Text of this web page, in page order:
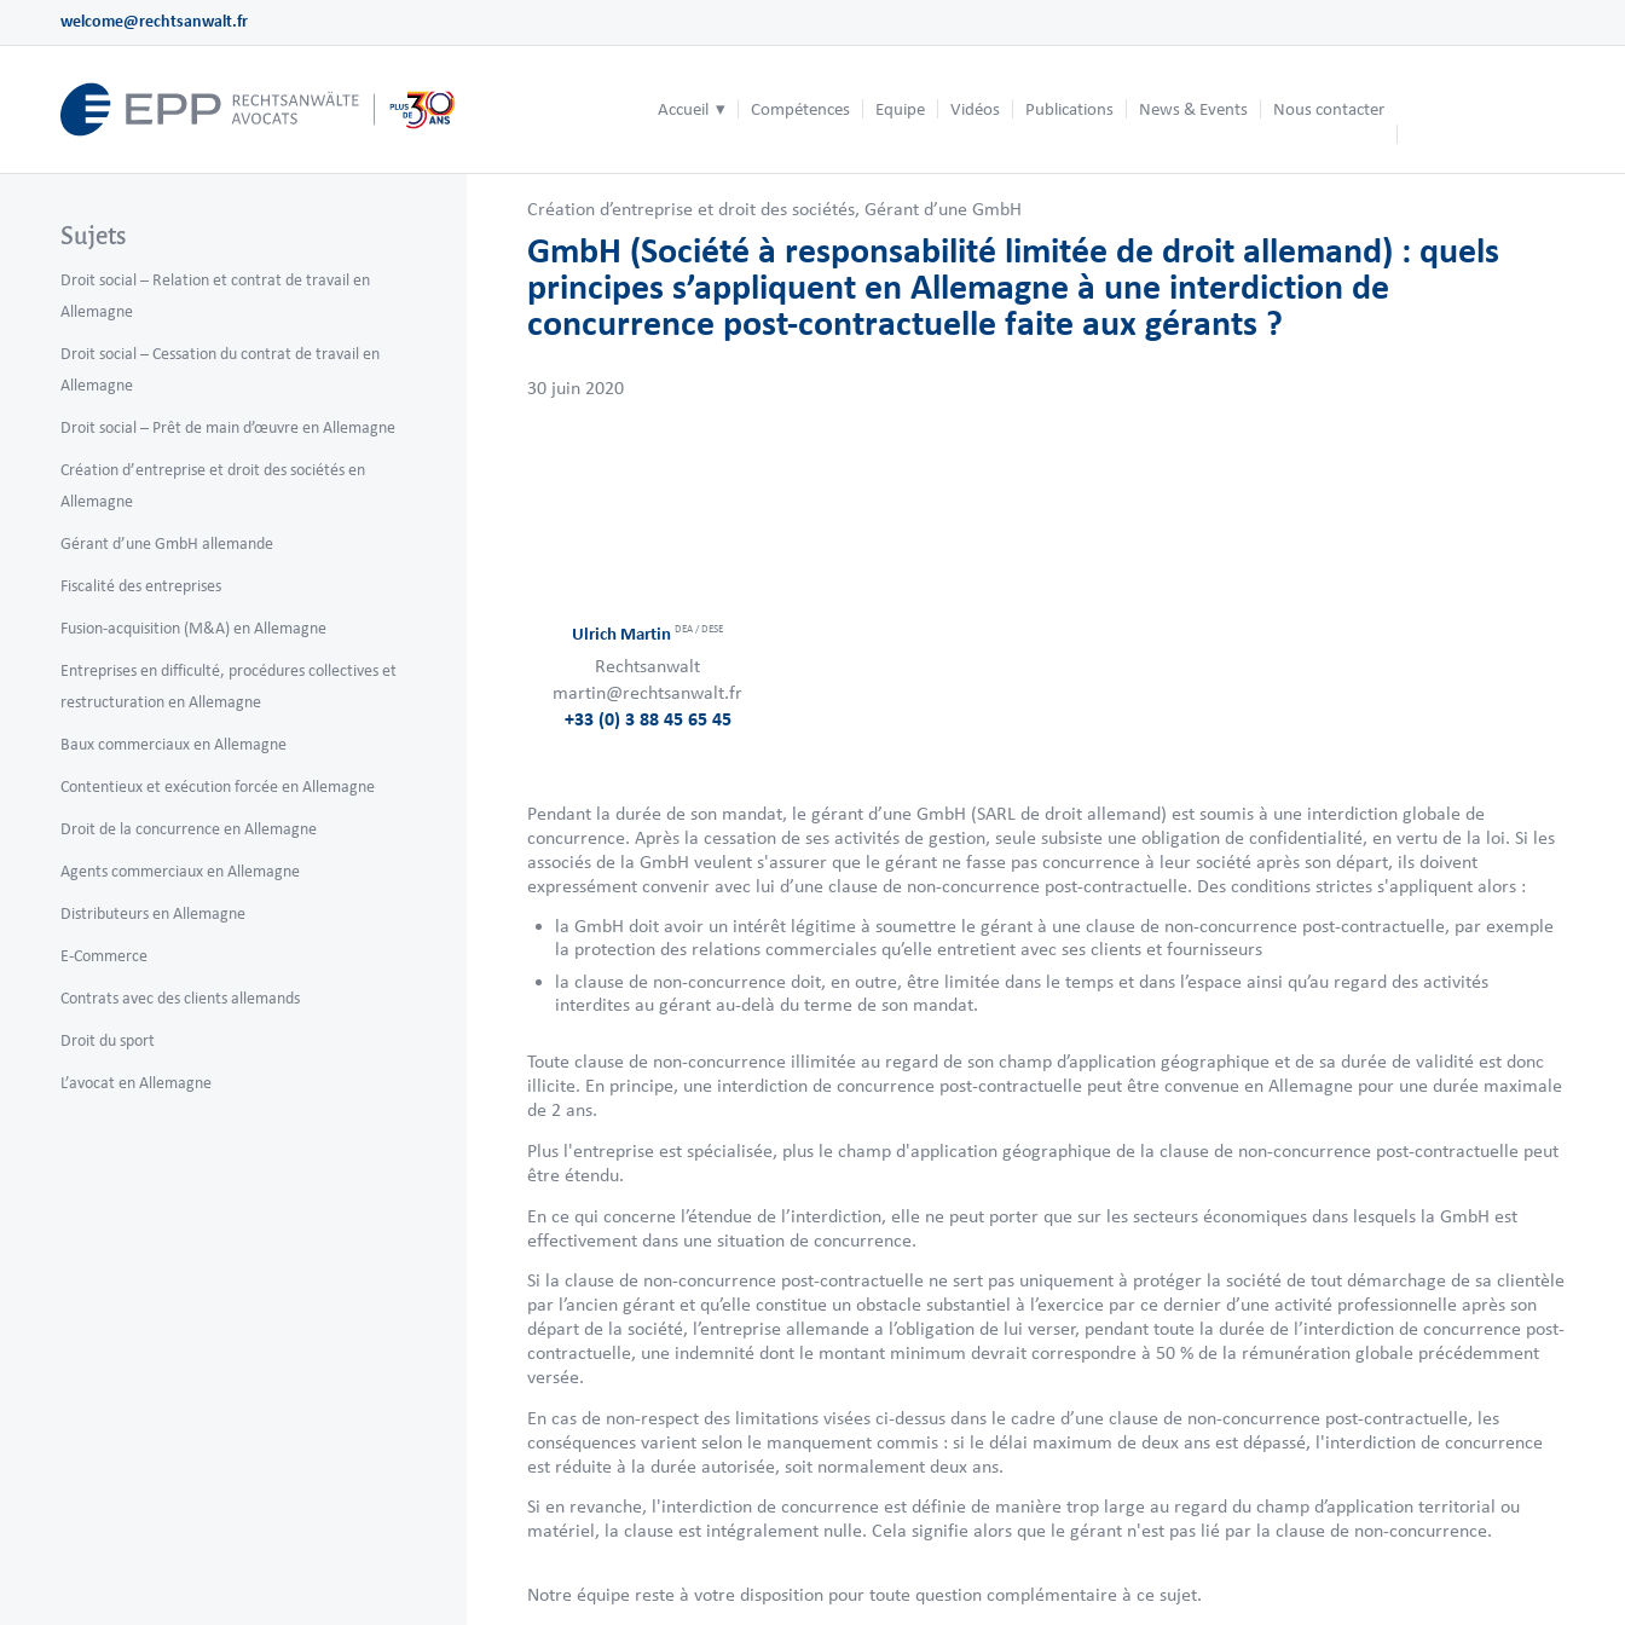
welcome@rechtsanwalt.fr
Accueil Compétences Equipe Vidéos Publications News & Events Nous contacter
Création d’entreprise et droit des sociétés, Gérant d’une GmbH
GmbH (Société à responsabilité limitée de droit allemand) : quels
principes s’appliquent en Allemagne à une interdiction de
concurrence post-contractuelle faite aux gérants ?
30 juin 2020
Ulrich MartinDEA / DESE
Rechtsanwalt
martin@rechtsanwalt.fr
+33 (0) 3 88 45 65 45
Pendant la durée de son mandat, le gérant d’une GmbH (SARL de droit allemand) est soumis à une interdiction globale de
concurrence. Après la cessation de ses activités de gestion, seule subsiste une obligation de confidentialité, en vertu de la loi. Si les
associés de la GmbH veulent s'assurer que le gérant ne fasse pas concurrence à leur société après son départ, ils doivent
expressément convenir avec lui d’une clause de non-concurrence post-contractuelle. Des conditions strictes s'appliquent alors :
la GmbH doit avoir un intérêt légitime à soumettre le gérant à une clause de non-concurrence post-contractuelle, par exemple
la protection des relations commerciales qu’elle entretient avec ses clients et fournisseurs
la clause de non-concurrence doit, en outre, être limitée dans le temps et dans l’espace ainsi qu’au regard des activités
interdites au gérant au-delà du terme de son mandat.
Toute clause de non-concurrence illimitée au regard de son champ d’application géographique et de sa durée de validité est donc
illicite. En principe, une interdiction de concurrence post-contractuelle peut être convenue en Allemagne pour une durée maximale
de 2 ans.
Plus l'entreprise est spécialisée, plus le champ d'application géographique de la clause de non-concurrence post-contractuelle peut
être étendu.
En ce qui concerne l’étendue de l’interdiction, elle ne peut porter que sur les secteurs économiques dans lesquels la GmbH est
effectivement dans une situation de concurrence.
Si la clause de non-concurrence post-contractuelle ne sert pas uniquement à protéger la société de tout démarchage de sa clientèle
par l’ancien gérant et qu’elle constitue un obstacle substantiel à l’exercice par ce dernier d’une activité professionnelle après son
départ de la société, l’entreprise allemande a l’obligation de lui verser, pendant toute la durée de l’interdiction de concurrence post-
contractuelle, une indemnité dont le montant minimum devrait correspondre à 50 % de la rémunération globale précédemment
versée.
En cas de non-respect des limitations visées ci-dessus dans le cadre d’une clause de non-concurrence post-contractuelle, les
conséquences varient selon le manquement commis : si le délai maximum de deux ans est dépassé, l'interdiction de concurrence
est réduite à la durée autorisée, soit normalement deux ans.
Si en revanche, l'interdiction de concurrence est définie de manière trop large au regard du champ d’application territorial ou
matériel, la clause est intégralement nulle. Cela signifie alors que le gérant n'est pas lié par la clause de non-concurrence.
Notre équipe reste à votre disposition pour toute question complémentaire à ce sujet.
Sujets
Droit social – Relation et contrat de travail en
Allemagne
Droit social – Cessation du contrat de travail en
Allemagne
Droit social – Prêt de main d’œuvre en Allemagne
Création d’entreprise et droit des sociétés en
Allemagne
Gérant d’une GmbH allemande
Fiscalité des entreprises
Fusion-acquisition (M&A) en Allemagne
Entreprises en difficulté, procédures collectives et
restructuration en Allemagne
Baux commerciaux en Allemagne
Contentieux et exécution forcée en Allemagne
Droit de la concurrence en Allemagne
Agents commerciaux en Allemagne
Distributeurs en Allemagne
E-Commerce
Contrats avec des clients allemands
Droit du sport
L’avocat en Allemagne